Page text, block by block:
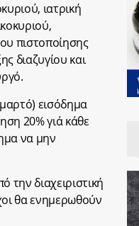
ιατρική
πιστοποίησης
διαζυγίου και
εισόδημα
20% γιά κάθε
να μην
την διαχειριστική
θα ενημερωθούν